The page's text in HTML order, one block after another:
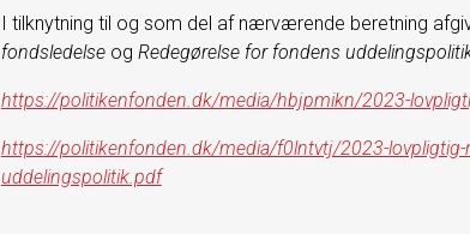
I tilknytning til og som del af nærværende beretning
fondsledelseog Redegørelse for fondens
https://politikenfonden.dk/media/hbjpmikn/2023-
https://politikenfonden.dk/media/f0lntvtj/2023-lovpligtig-
uddelingspolitik.pdf